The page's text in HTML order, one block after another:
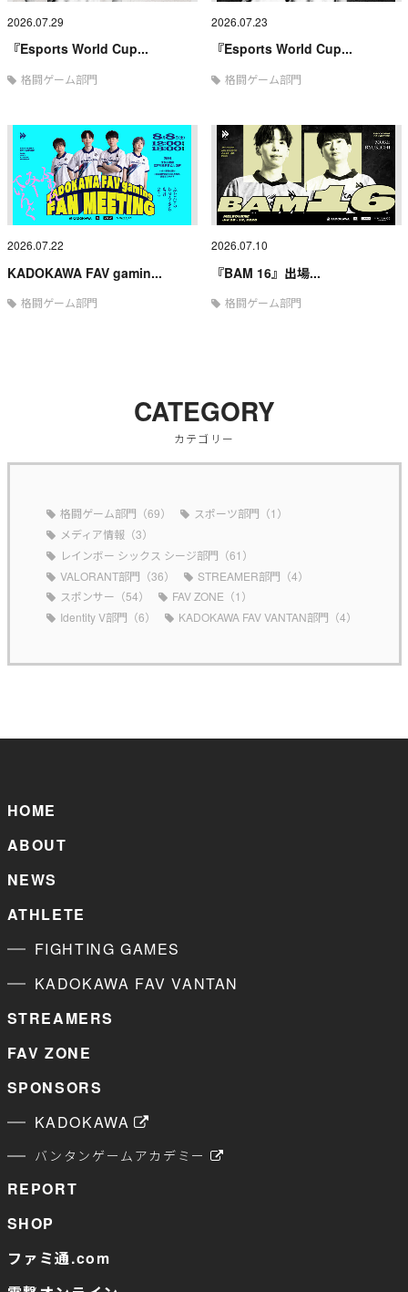
2026.07.29
『Esports World Cup...
格闘ゲーム部門
2026.07.23
『Esports World Cup...
格闘ゲーム部門
2026.07.22
KADOKAWA FAV gamin...
格闘ゲーム部門
2026.07.10
『BAM 16』出場...
格闘ゲーム部門
CATEGORY
カテゴリー
格闘ゲーム部門（69）
スポーツ部門（1）
メディア情報（3）
レインボー シックス シージ部門（61）
VALORANT部門（36）
STREAMER部門（4）
スポンサー（54）
FAV ZONE（1）
Identity V部門（6）
KADOKAWA FAV VANTAN部門（4）
HOME
ABOUT
NEWS
ATHLETE
FIGHTING GAMES
KADOKAWA FAV VANTAN
STREAMERS
FAV ZONE
SPONSORS
KADOKAWA
バンタンゲームアカデミー
REPORT
SHOP
ファミ通.com